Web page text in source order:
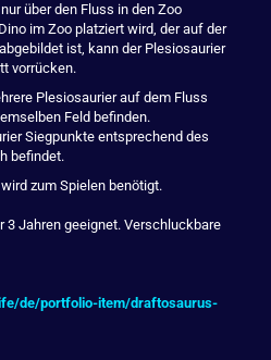
über den Fluss in den Zoo
im Zoo platziert wird, der auf der
ist, kann der Plesiosaurier
vorrücken.
Plesiosaurier auf dem Fluss
Feld befinden.
Siegpunkte entsprechend des
befindet.
zum Spielen benötigt.
3 Jahren geeignet. Verschluckbare
de/portfolio-item/draftosaurus-